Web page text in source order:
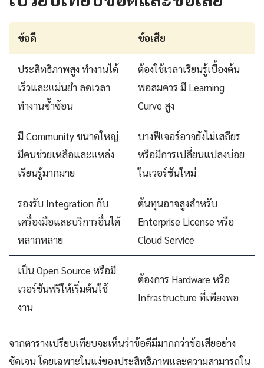
ข้อดี ข้อเสีย
ประสิทธิภาพสูง ทำงานได้
เร็วและแม่นยำ ลดเวลา
ทำงานซ้ำซ้อน
ต้องใช้เวลาเรียนรู้เบื้องต้น
พอสมควร มี Learning
Curve สูง
มี Community ขนาดใหญ่
มีคนช่วยเหลือและแหล่ง
เรียนรู้มากมาย
บางฟีเจอร์อาจยังไม่เสถียร
หรือมีการเปลี่ยนแปลงบ่อย
ในเวอร์ชันใหม่
รองรับ Integration กับ
เครื่องมือและบริการอื่นได้
หลากหลาย
ต้นทุนอาจสูงสำหรับ
Enterprise License หรือ
Cloud Service
เป็น Open Source หรือมี
เวอร์ชันฟรีให้เริ่มต้นใช้
งาน
ต้องการ Hardware หรือ
Infrastructure ที่เพียงพอ
จากตารางเปรียบเทียบจะเห็นว่าข้อดีมีมากกว่าข้อเสียอย่าง
ชัดเจน โดยเฉพาะในแง่ของประสิทธิภาพและความสามารถใน